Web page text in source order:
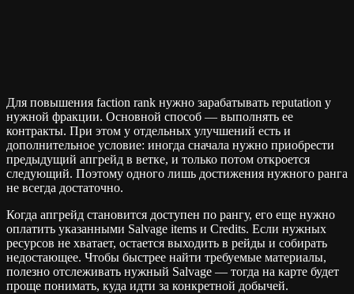
Для повышения faction rank нужно зарабатывать reputation у
нужной фракции. Основной способ — выполнять ее
контракты. При этом у отдельных улучшений есть и
дополнительное условие: иногда сначала нужно приобрести
предыдущий апгрейд в ветке, и только потом откроется
следующий. Поэтому одного лишь достижения нужного ранга
не всегда достаточно.
Когда апгрейд становится доступен по рангу, его еще нужно
оплатить указанными Salvage items и Credits. Если нужных
ресурсов не хватает, остается выходить в рейды и собирать
недостающее. Чтобы быстрее найти требуемые материалы,
полезно отслеживать нужный Salvage — тогда на карте будет
проще понимать, куда идти за конкретной добычей.